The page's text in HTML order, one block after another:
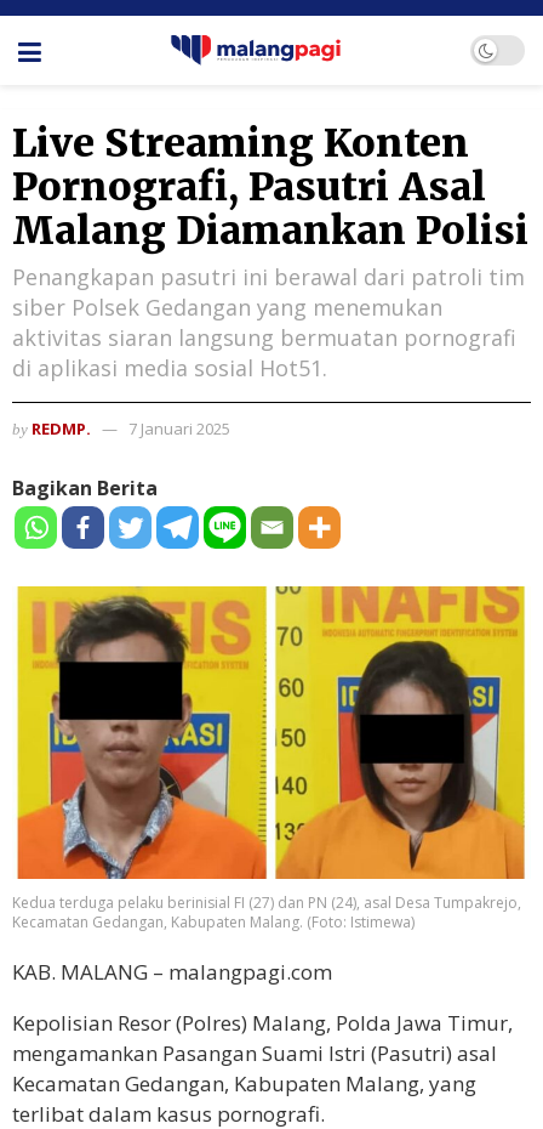
Live Streaming Konten
Pornografi, Pasutri Asal
Malang Diamankan Polisi
Penangkapan pasutri ini berawal dari patroli tim
siber Polsek Gedangan yang menemukan
aktivitas siaran langsung bermuatan pornografi
di aplikasi media sosial Hot51.
by REDMP. 7 Januari 2025
Bagikan Berita
Kedua terduga pelaku berinisial FI (27) dan PN (24), asal Desa Tumpakrejo,
Kecamatan Gedangan, Kabupaten Malang. (Foto: Istimewa)
KAB. MALANG – malangpagi.com
Kepolisian Resor (Polres) Malang, Polda Jawa Timur,
mengamankan Pasangan Suami Istri (Pasutri) asal
Kecamatan Gedangan, Kabupaten Malang, yang
terlibat dalam kasus pornografi.